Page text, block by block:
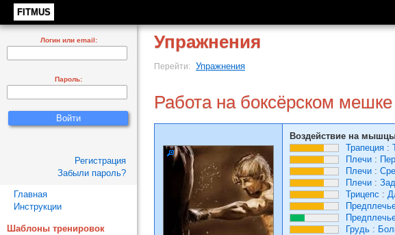
FITMUS
Упражнения
Перейти: Упражнения
Работа на боксёрском мешке
Воздействие на
Трапеция :
Плечи :
Плечи :
Плечи :
Трицепс :
Грудь :
Логин или email:
Пароль:
Регистрация
Забыли пароль?
Главная
Инструкции
Шаблоны тренировок